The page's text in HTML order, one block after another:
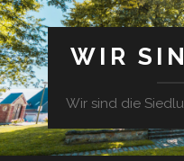
WIR
Wir sind die